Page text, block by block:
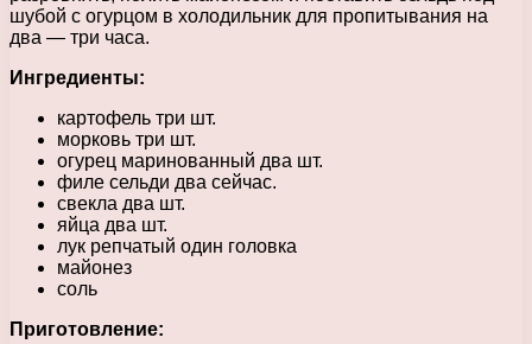
шубой с огурцом в холодильник для пропитывания на
два — три часа.
Ингредиенты:
картофель три шт.
морковь три шт.
огурец маринованный два шт.
филе сельди два сейчас.
свекла два шт.
яйца два шт.
лук репчатый один головка
майонез
соль
Приготовление: